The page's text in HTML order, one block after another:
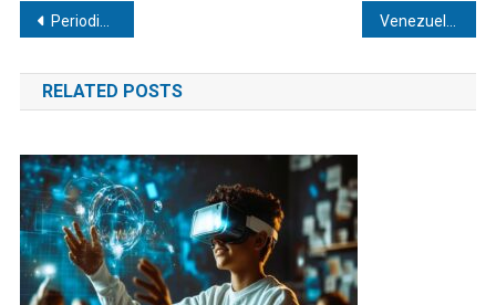
Navegación
de
entradas
Periodistas de Venezuela y Argentina alertan sobre exilio y alianza de ultraderecha
RELATED POSTS